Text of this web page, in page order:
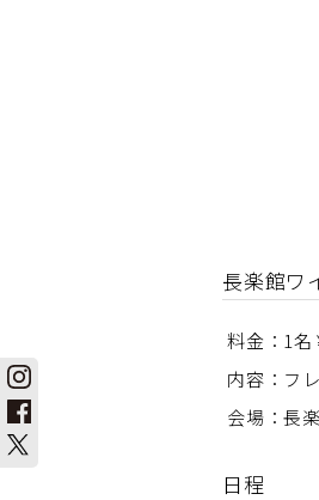
長楽館ワ
料金：1名
内容：フ
会場：長
日程